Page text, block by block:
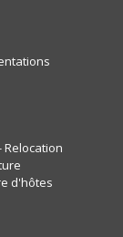
Relocation
d'hôtes